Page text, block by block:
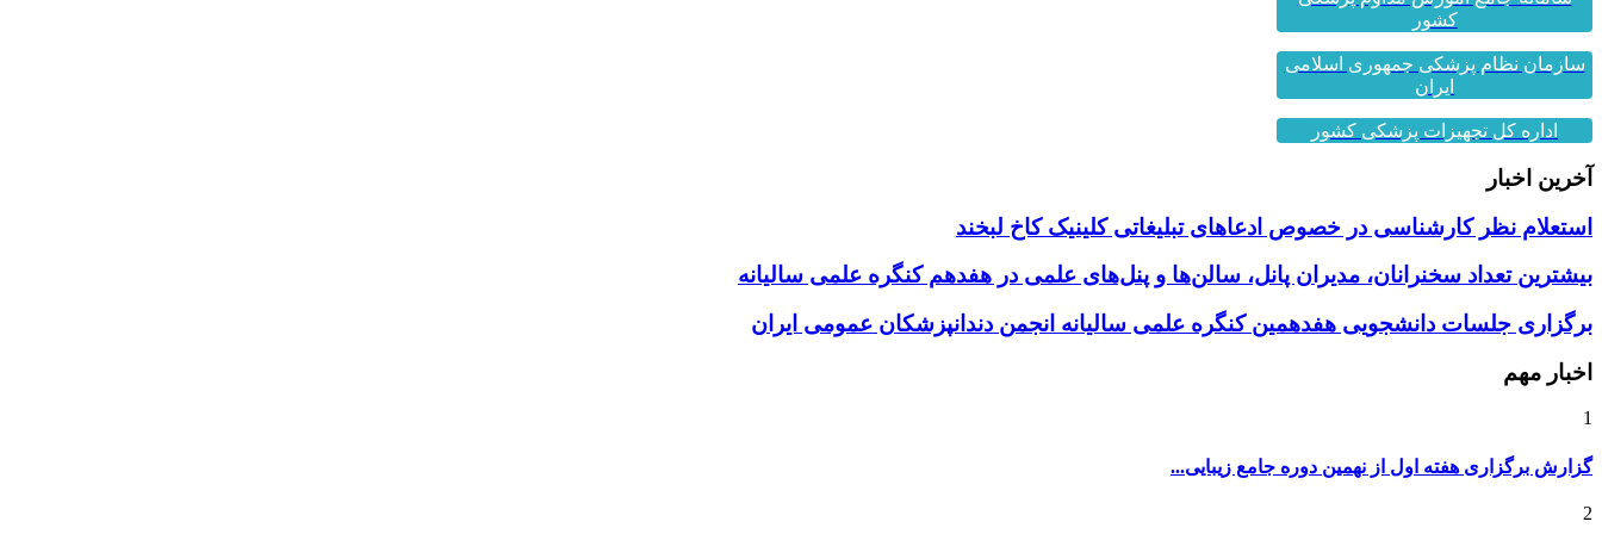
کشور
سازمان نظام پزشکی جمهوری اسلامی
ایران
اداره کل تجهیزات پزشکی کشور
آخرین اخبار
استعلام نظر کارشناسی در خصوص ادعاهای تبلیغاتی کلینیک کاخ لبخند
بیشترین تعداد سخنرانان، مدیران پانل، سالن‌ها و پنل‌های علمی در هفدهم کنگره علمی سالیانه
برگزاری جلسات دانشجویی هفدهمین کنگره علمی سالیانه انجمن دندانپزشکان عمومی ایران
اخبار مهم
1
گزارش برگزاری هفته اول از نهمین دوره جامع زیبایی...
2